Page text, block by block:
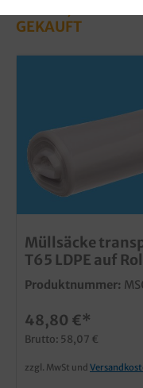
GEKAUFT
Müllsäcke
T65 LDPE auf
Produktnummer:
48,80 €*
Brutto: 58,07 €
zzgl. MwSt und